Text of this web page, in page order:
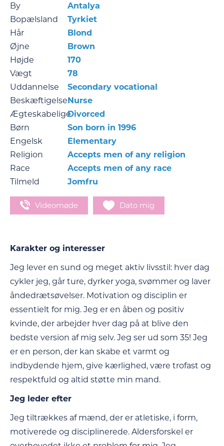
By
Antalya
Bopælsland
Tyrkiet
Hår
Blond
Øjne
Brown
Højde
170
Vægt
78
Uddannelse
Secondary vocational
BeskæftigelseNurse
ÆgteskabeligeDivorced
Børn
Son born in 1996
Engelsk
Elementary
Religion
Accepts men of any religion
Race
Accepts men of any race
Tilmeld
Jomfru
Videomøde Dato mig
Karakter og interesser
Jeg lever en sund og meget aktiv livsstil: hver dag
cykler jeg, går ture, dyrker yoga, svømmer og laver
åndedrætsøvelser. Motivation og disciplin er
essentielt for mig. Jeg er en åben og positiv
kvinde, der arbejder hver dag på at blive den
bedste version af mig selv. Jeg ser ud som 35! Jeg
er en person, der kan skabe et varmt og
indbydende hjem, give kærlighed, være trofast og
respektfuld og altid støtte min mand.
Jeg leder efter
Jeg tiltrækkes af mænd, der er atletiske, i form,
motiverede og disciplinerede. Aldersforskel er